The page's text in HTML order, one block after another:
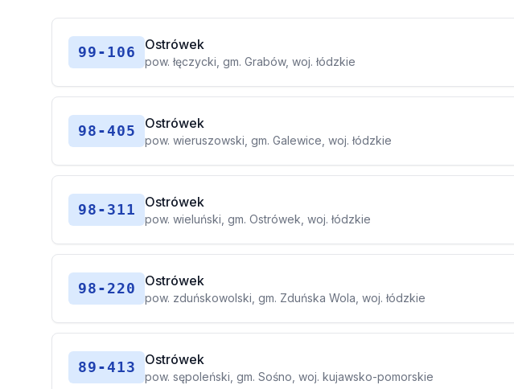
99-106 Ostrówek
pow. łęczycki, gm. Grabów, woj. łódzkie
98-405 Ostrówek
pow. wieruszowski, gm. Galewice, woj. łódzkie
98-311 Ostrówek
pow. wieluński, gm. Ostrówek, woj. łódzkie
98-220 Ostrówek
pow. zduńskowolski, gm. Zduńska Wola, woj. łódzkie
89-413 Ostrówek
pow. sępoleński, gm. Sośno, woj. kujawsko-pomorskie